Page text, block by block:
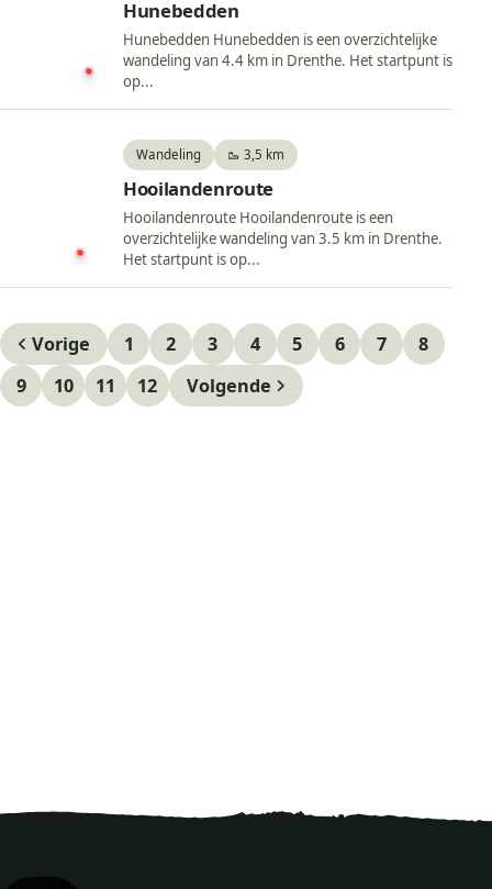
Hunebedden
Hunebedden Hunebedden is een overzichtelijke
wandeling van 4.4 km in Drenthe. Het startpunt is
op...
Wandeling 🥾 3,5 km
Hooilandenroute
Hooilandenroute Hooilandenroute is een
overzichtelijke wandeling van 3.5 km in Drenthe.
Het startpunt is op...
Vorige 1 2 3 4 5 6 7
8
9
10 11 12 Volgende